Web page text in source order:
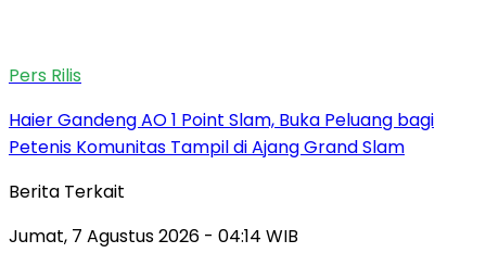
Pers Rilis
Haier Gandeng AO 1 Point Slam, Buka Peluang bagi
Petenis Komunitas Tampil di Ajang Grand Slam
Berita Terkait
Jumat, 7 Agustus 2026 - 04:14 WIB